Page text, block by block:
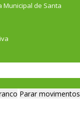
de Santa
Parar movimentos